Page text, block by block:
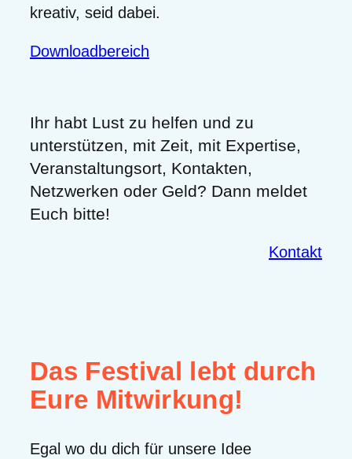
kreativ, seid dabei.
Downloadbereich
Ihr habt Lust zu helfen und zu
unterstützen, mit Zeit, mit Expertise,
Veranstaltungsort, Kontakten,
Netzwerken oder Geld? Dann meldet
Euch bitte!
Kontakt
Das Festival lebt durch
Eure Mitwirkung!
Egal wo du dich für unsere Idee